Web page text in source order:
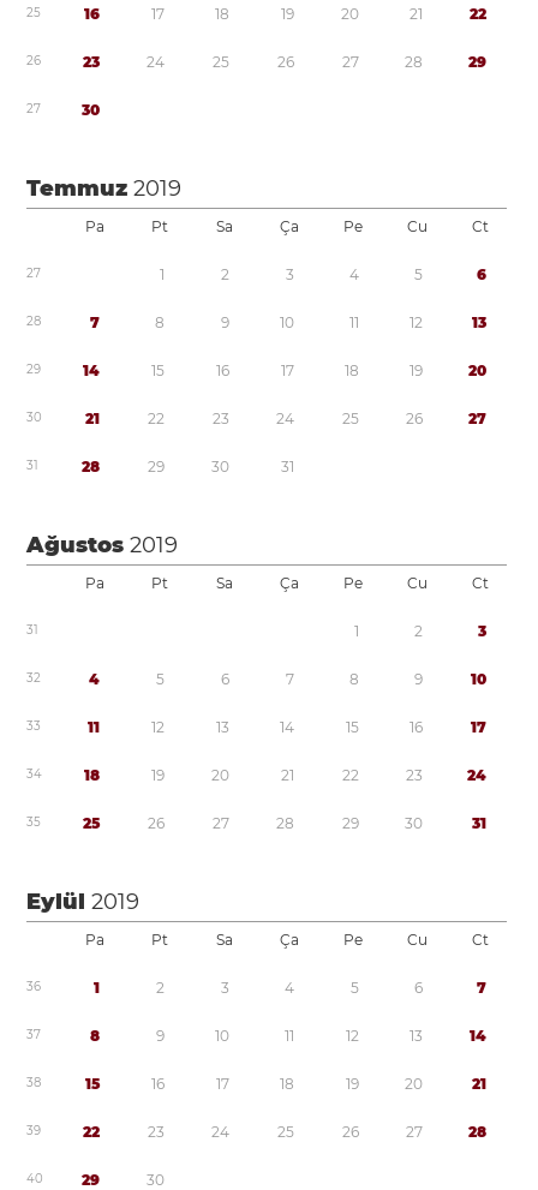
25 16 17 18 19 20 21 22
26 23 24 25 26 27 28 29
27 30
Temmuz2019
Pa Pt Sa Ça Pe Cu Ct
27 1 2 3 4 5 6
28 7 8 9 10 11 12 13
29 14 15 16 17 18 19 20
30 21 22 23 24 25 26 27
31 28 29 30 31
Ağustos2019
Pa Pt Sa Ça Pe Cu Ct
31 1 2 3
32 4 5 6 7 8 9 10
33 11 12 13 14 15 16 17
34 18 19 20 21 22 23 24
35 25 26 27 28 29 30 31
Eylül2019
Pa Pt Sa Ça Pe Cu Ct
36 1 2 3 4 5 6 7
37 8 9 10 11 12 13 14
38 15 16 17 18 19 20 21
39 22 23 24 25 26 27 28
40 29 30